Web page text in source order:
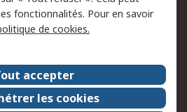
Evénements
Plc
Presse
Démarche RSE
fonctionnalités. Pour en savoir
de cookies.
accepter
les cookies